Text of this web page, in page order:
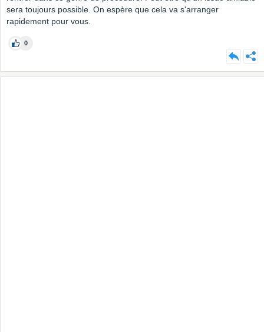
sera toujours possible. On espère que cela va s'arranger
rapidement pour vous.
0